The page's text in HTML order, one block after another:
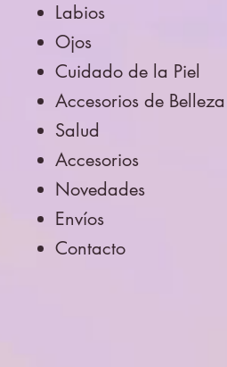
Labios
Ojos
Cuidado de la Piel
Accesorios de Belleza
Salud
Accesorios
Novedades
Envíos
Contacto